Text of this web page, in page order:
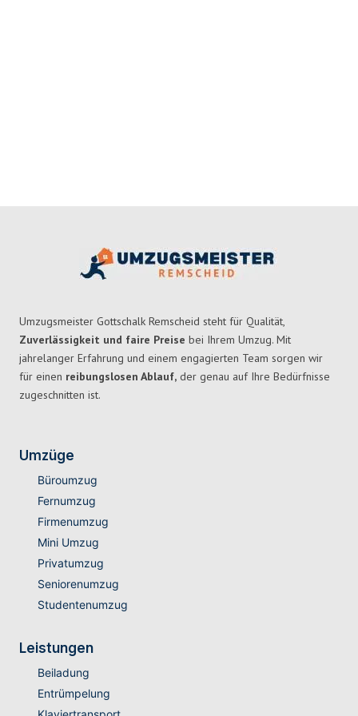
Umzugsmeister Gottschalk Remscheid steht für Qualität,
Zuverlässigkeit und faire Preise bei Ihrem Umzug. Mit
jahrelanger Erfahrung und einem engagierten Team sorgen wir
für einen reibungslosen Ablauf, der genau auf Ihre Bedürfnisse
zugeschnitten ist.
Umzüge
Büroumzug
Fernumzug
Firmenumzug
Mini Umzug
Privatumzug
Seniorenumzug
Studentenumzug
Leistungen
Beiladung
Entrümpelung